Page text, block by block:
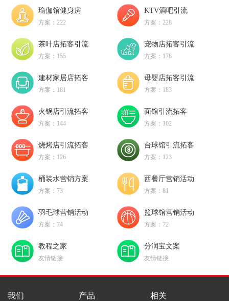
瑜伽馆健身房
方案：222
KTV酒吧引流
方案：228
茶叶店拓客引流
方案：155
宠物店拓客引流
方案：178
建材家居店拓客
方案：181
母婴店拓客引流
方案：183
火锅店引流拓客
方案：144
面馆引流拓客
方案：102
烧烤店引流拓客
方案：126
台球馆引流拓客
方案：123
桶装水营销方案
方案：73
西餐厅营销活动
方案：81
羽毛球营销活动
方案：74
篮球馆营销活动
方案：72
教程之家
友情链接
分润宝文案
友情链接
我们 产品 相关